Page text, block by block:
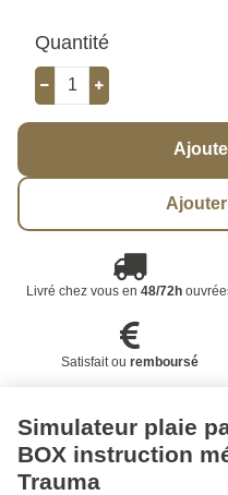
Quantité
Livré chez vous en 48/72h
Satisfait ou remboursé
Simulateur plaie
BOX instruction
Trauma